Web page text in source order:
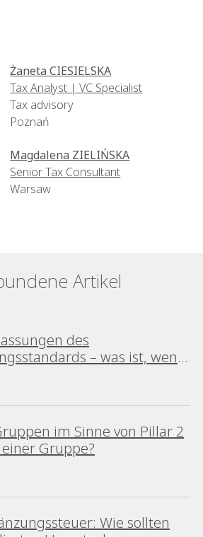
Żaneta CIESIELSKA
Tax Analyst | VC Specialist
Tax advisory
Poznań
Magdalena ZIELIŃSKA
Senior Tax Consultant
Warsaw
Artikel
des
– was ist, wenn
Unternehmen einer
abweichen?
im Sinne von Pillar 2
Gruppe?
Wie sollten